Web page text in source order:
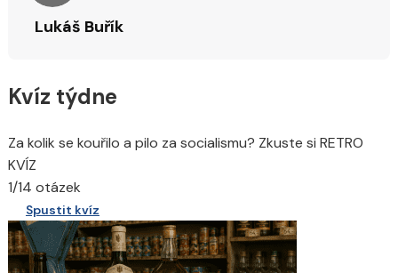
Lukáš Buřík
Kvíz týdne
Za kolik se kouřilo a pilo za socialismu? Zkuste si RETRO
KVÍZ
1/14 otázek
Spustit kvíz